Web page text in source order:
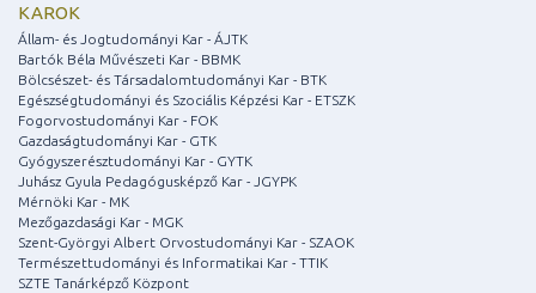
KAROK
Állam- és Jogtudományi Kar - ÁJTK
Bartók Béla Művészeti Kar - BBMK
Bölcsészet- és Társadalomtudományi Kar - BTK
Egészségtudományi és Szociális Képzési Kar - ETSZK
Fogorvostudományi Kar - FOK
Gazdaságtudományi Kar - GTK
Gyógyszerésztudományi Kar - GYTK
Juhász Gyula Pedagógusképző Kar - JGYPK
Mérnöki Kar - MK
Mezőgazdasági Kar - MGK
Szent-Györgyi Albert Orvostudományi Kar - SZAOK
Természettudományi és Informatikai Kar - TTIK
SZTE Tanárképző Központ